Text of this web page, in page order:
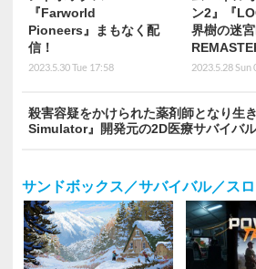
『Farworld
Pioneers』まもなく配
信！
2023.5.30 Tue 17:58
ン2』『
界樹の迷
2023.5.28 Sun
殺害容疑をかけられた薬剤師となり
Simulator』開発元の2D医療サバイバル
サンドボックス／サバイバル／ス